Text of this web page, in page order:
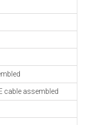
cable assembled